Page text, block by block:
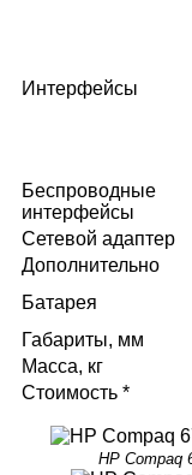
Интерфейсы
Беспроводные
интерфейсы
Сетевой адаптер
Дополнительно
Батарея
Габариты, мм
Масса, кг
Стоимость *
HP Compaq